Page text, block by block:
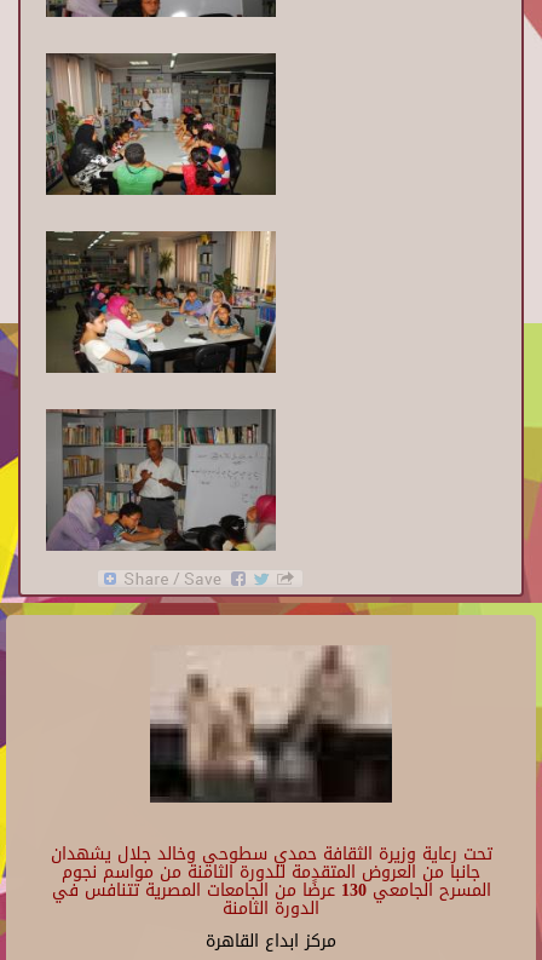
تحت رعاية وزيرة الثقافة حمدي سطوحي وخالد جلال يشهدان
جانبا من العروض المتقدمة للدورة الثامنة من مواسم نجوم
المسرح الجامعي 130 عرضًا من الجامعات المصرية تتنافس في
الدورة الثامنة
مركز ابداع القاهرة